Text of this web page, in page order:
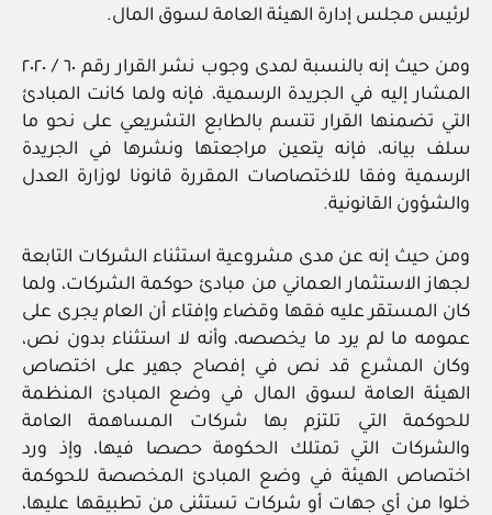
لرئيس مجلس إدارة الهيئة العامة لسوق المال.
ومن حيث إنه بالنسبة لمدى وجوب نشر القرار رقم ٦٠ / ٢٠٢٠
المشار إليه في الجريدة الرسمية، فإنه ولما كانت المبادئ
التي تضمنها القرار تتسم بالطابع التشريعي على نحو ما
سلف بيانه، فإنه يتعين مراجعتها ونشرها في الجريدة
الرسمية وفقا للاختصاصات المقررة قانونا لوزارة العدل
والشؤون القانونية.
ومن حيث إنه عن مدى مشروعية استثناء الشركات التابعة
لجهاز الاستثمار العماني من مبادئ حوكمة الشركات، ولما
كان المستقر عليه فقها وقضاء وإفتاء أن العام يجرى على
عمومه ما لم يرد ما يخصصه، وأنه لا استثناء بدون نص،
وكان المشرع قد نص في إفصاح جهير على اختصاص
الهيئة العامة لسوق المال في وضع المبادئ المنظمة
للحوكمة التي تلتزم بها شركات المساهمة العامة
والشركات التي تمتلك الحكومة حصصا فيها، وإذ ورد
اختصاص الهيئة في وضع المبادئ المخصصة للحوكمة
خلوا من أي جهات أو شركات تستثنى من تطبيقها عليها،